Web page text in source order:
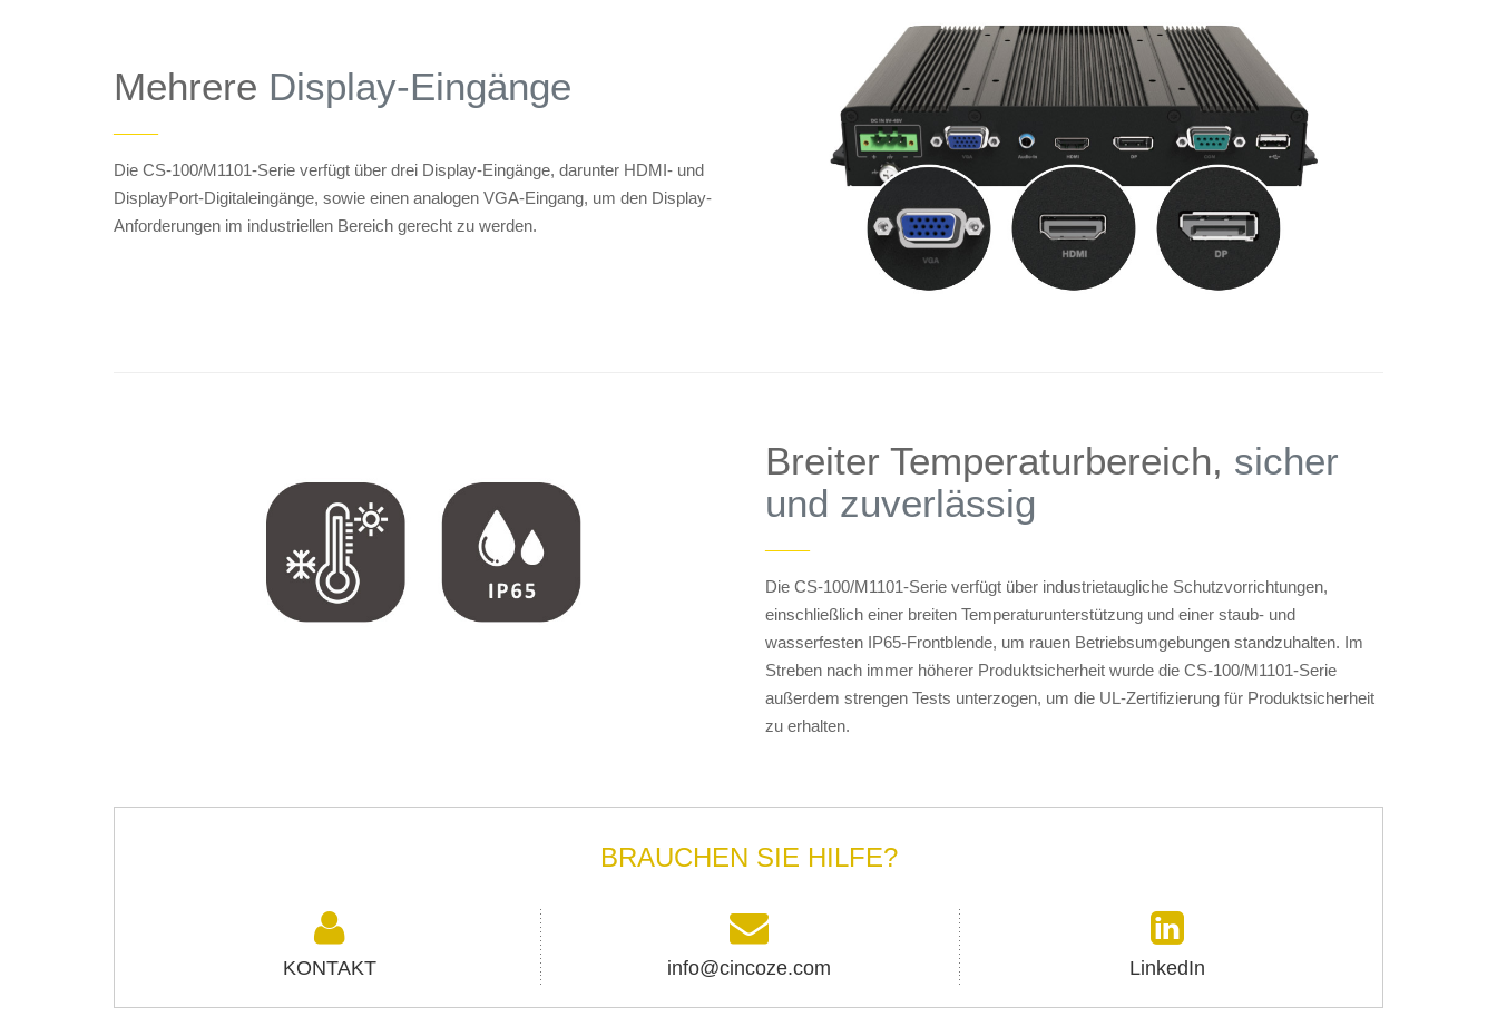
Mehrere Display-Eingänge
——
Die CS-100/M1101-Serie verfügt über drei Display-Eingänge, darunter HDMI- und
DisplayPort-Digitaleingänge, sowie einen analogen VGA-Eingang, um den Display-
Anforderungen im industriellen Bereich gerecht zu werden.
Breiter Temperaturbereich, sicher
und zuverlässig
——
Die CS-100/M1101-Serie verfügt über industrietaugliche Schutzvorrichtungen,
einschließlich einer breiten Temperaturunterstützung und einer staub- und
wasserfesten IP65-Frontblende, um rauen Betriebsumgebungen standzuhalten. Im
Streben nach immer höherer Produktsicherheit wurde die CS-100/M1101-Serie
außerdem strengen Tests unterzogen, um die UL-Zertifizierung für Produktsicherheit
zu erhalten.
BRAUCHEN SIE HILFE?
KONTAKT info@cincoze.com LinkedIn